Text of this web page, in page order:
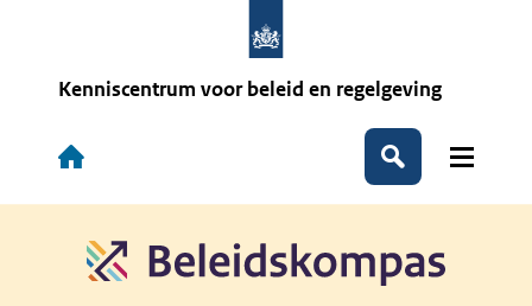
Kenniscentrum voor beleid en regelgeving
Hoofdnavigatie
Zoeken